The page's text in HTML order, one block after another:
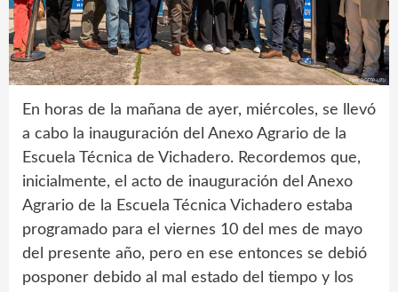
En horas de la mañana de ayer, miércoles, se llevó
a cabo la inauguración del Anexo Agrario de la
Escuela Técnica de Vichadero. Recordemos que,
inicialmente, el acto de inauguración del Anexo
Agrario de la Escuela Técnica Vichadero estaba
programado para el viernes 10 del mes de mayo
del presente año, pero en ese entonces se debió
posponer debido al mal estado del tiempo y los